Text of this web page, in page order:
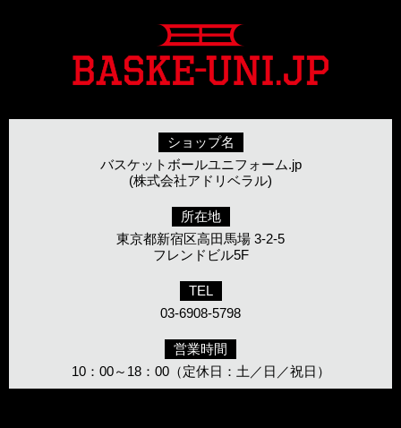
ショップ名
バスケットボールユニフォーム.jp
(株式会社アドリベラル)
所在地
東京都新宿区高田馬場 3-2-5
フレンドビル5F
TEL
03-6908-5798
営業時間
10：00～18：00（定休日：土／日／祝日）